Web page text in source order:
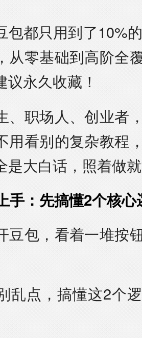
包都只用到了10%
从零基础到高阶全
永久收藏！
、职场人、创业者
用看别的复杂教程
是大白话，照着做
手：先搞懂2个核心
豆包，看着一堆按
乱点，搞懂这2个